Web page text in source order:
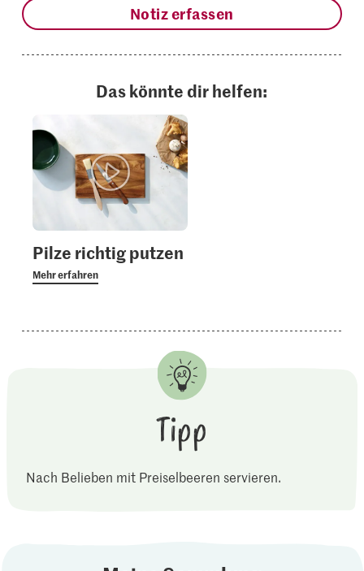
Notiz erfassen
Das könnte dir helfen:
Pilze richtig putzen
Mehr erfahren
Tipp
Nach Belieben mit Preiselbeeren servieren.